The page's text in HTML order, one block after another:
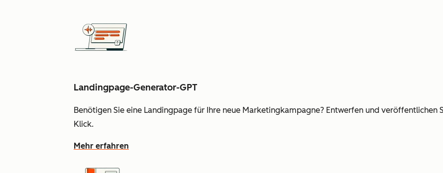
Landingpage-Generator-GPT
Benötigen Sie eine Landingpage für Ihre neue Marketingkampagne? Entwerfen und veröffentlichen
Klick.
Mehr erfahren